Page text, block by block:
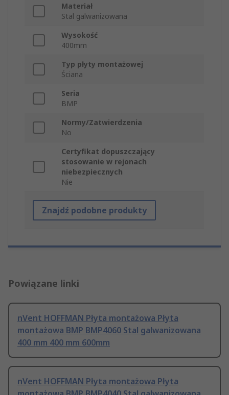
Materiał
Stal galwanizowana
Wysokość
400mm
Typ płyty montażowej
Ściana
Seria
BMP
Normy/Zatwierdzenia
No
Certyfikat dopuszczający
stosowanie w rejonach
niebezpiecznych
Nie
Znajdź podobne produkty
Powiązane linki
nVent HOFFMAN Płyta montażowa Płyta
montażowa BMP BMP4060 Stal galwanizowana
400 mm 400 mm 600mm
nVent HOFFMAN Płyta montażowa Płyta